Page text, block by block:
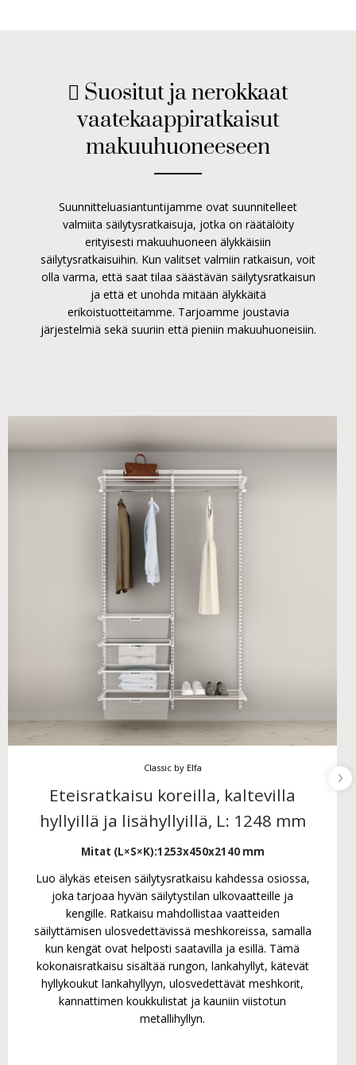
 Suositut ja nerokkaat
vaatekaappiratkaisut
makuuhuoneeseen
Suunnitteluasiantuntijamme ovat suunnitelleet
valmiita säilytysratkaisuja, jotka on räätälöity
erityisesti makuuhuoneen älykkäisiin
säilytysratkaisuihin. Kun valitset valmiin ratkaisun, voit
olla varma, että saat tilaa säästävän säilytysratkaisun
ja että et unohda mitään älykkäitä
erikoistuotteitamme. Tarjoamme joustavia
järjestelmiä sekä suuriin että pieniin makuuhuoneisiin.
Classic by Elfa
Eteisratkaisu koreilla, kaltevilla
hyllyillä ja lisähyllyillä, L: 1248 mm
Mitat (L×S×K):1253x450x2140 mm
Luo älykäs eteisen säilytysratkaisu kahdessa osiossa,
joka tarjoaa hyvän säilytystilan ulkovaatteille ja
kengille. Ratkaisu mahdollistaa vaatteiden
säilyttämisen ulosvedettävissä meshkoreissa, samalla
kun kengät ovat helposti saatavilla ja esillä. Tämä
kokonaisratkaisu sisältää rungon, lankahyllyt, kätevät
hyllykoukut lankahyllyyn, ulosvedettävät meshkorit,
kannattimen koukkulistat ja kauniin viistotun
metallihyllyn.